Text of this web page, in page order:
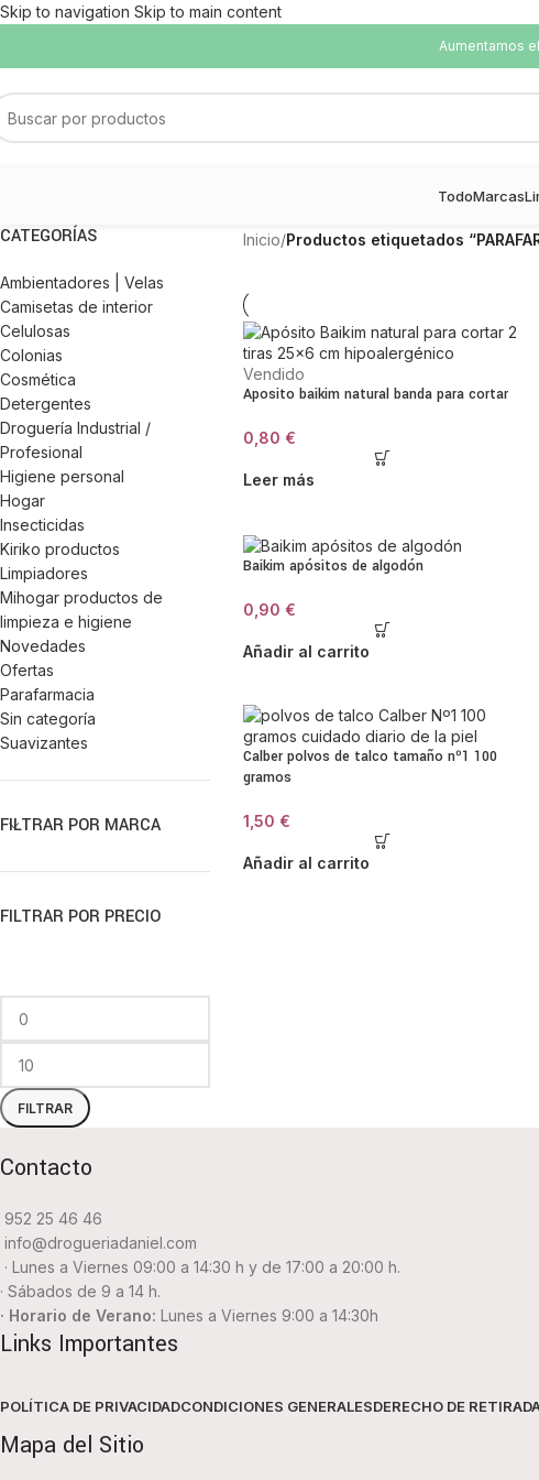
Skip to navigation Skip to main content
Aumentamos
TodoMarcas
CATEGORÍAS
Ambientadores | Velas
Camisetas de interior
Celulosas
Colonias
Cosmética
Detergentes
Droguería Industrial /
Profesional
Higiene personal
Hogar
Insecticidas
Kiriko productos
Limpiadores
Mihogar productos de
limpieza e higiene
Novedades
Ofertas
Parafarmacia
Sin categoría
Suavizantes
FILTRAR POR MARCA
FILTRAR POR PRECIO
FILTRAR
Inicio/Productos etiquetados
Vendido
Aposito baikim natural banda para cortar
0,80 €
Leer más
Baikim apósitos de algodón
0,90 €
Añadir al carrito
Calber polvos de talco tamaño nº1 100
gramos
1,50 €
Añadir al carrito
Contacto
952 25 46 46
info@drogueriadaniel.com
· Lunes a Viernes 09:00 a 14:30 h y de 17:00 a 20:00 h.
· Sábados de 9 a 14 h.
· Horario de Verano: Lunes a Viernes 9:00 a 14:30h
Links Importantes
POLÍTICA DE PRIVACIDADCONDICIONES GENERALESDERECHO DE
Mapa del Sitio